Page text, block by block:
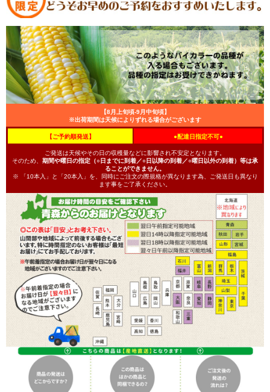
【8月上旬頃-9月中旬頃】
※出荷期間は天候によりずれる場合がございます
【ご予約順発送】 ●配達日指定不可●
ご発送は天候やその日の収穫量などに影響され不安定となります。
そのため、 期間や曜日の指定（○日までに到着／○日以降の到着／○曜日以外の到着）等は承
ることができません。
※ 「10本入」と「20本入」を、同時にご注文の際規格が異なります為、ご発送日も異なり
ます事をご了承ください。